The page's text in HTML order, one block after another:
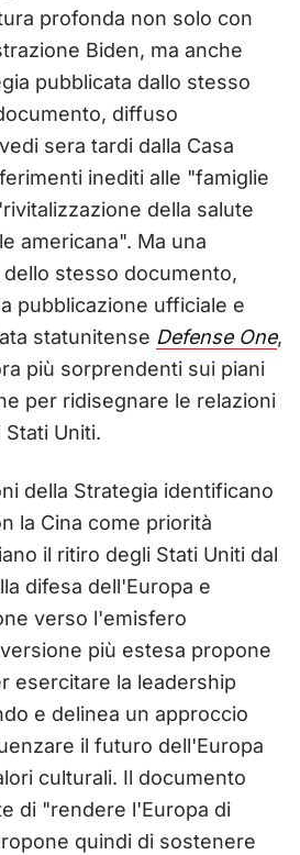
profonda non solo con
Biden, ma anche
pubblicata dallo stesso
diffuso
sera tardi dalla Casa
inediti alle "famiglie
della salute
americana". Ma una
stesso documento,
pubblicazione ufficiale e
statunitense Defense One,
più sorprendenti sui piani
per ridisegnare le relazioni
Uniti.
della Strategia identificano
la Cina come priorità
il ritiro degli Stati Uniti dal
difesa dell'Europa e
verso l'emisfero
più estesa propone
esercitare la leadership
e delinea un approccio
il futuro dell'Europa
culturali. Il documento
di "rendere l'Europa di
quindi di sostenere